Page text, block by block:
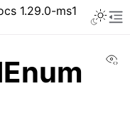
1.29.0-ms1